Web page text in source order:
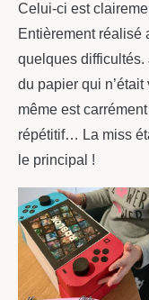
Celui-ci est
Entièrement réalisé
quelques
du papier qui
même est
répétitif… La miss
le principal !